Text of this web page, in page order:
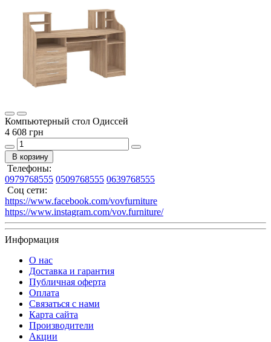
Компьютерный стол Одиссей
4 608 грн
В корзину
Телефоны:
0979768555 0509768555 0639768555
Соц сети:
https://www.facebook.com/vovfurniture
https://www.instagram.com/vov.furniture/
Информация
О нас
Доставка и гарантия
Публичная оферта
Оплата
Связаться с нами
Карта сайта
Производители
Акции